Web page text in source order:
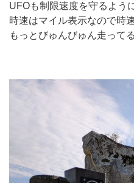
UFOも制限速度を守るよう
時速はマイル表示なので時
もっとびゅんびゅん走ってる